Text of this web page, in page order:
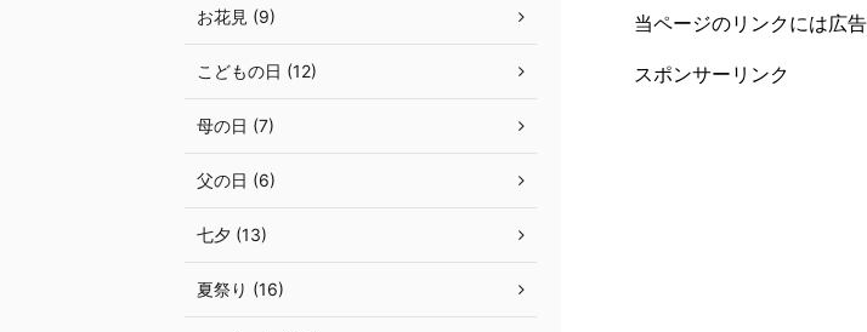
当ページのリンクには広
スポンサーリンク
お花見 (9)
こどもの日 (12)
母の日 (7)
父の日 (6)
七夕 (13)
夏祭り (16)